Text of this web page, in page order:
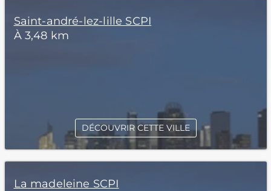
Saint-andré-lez-lille SCPI
À 3,48 km
DÉCOUVRIR CETTE VILLE
La madeleine SCPI